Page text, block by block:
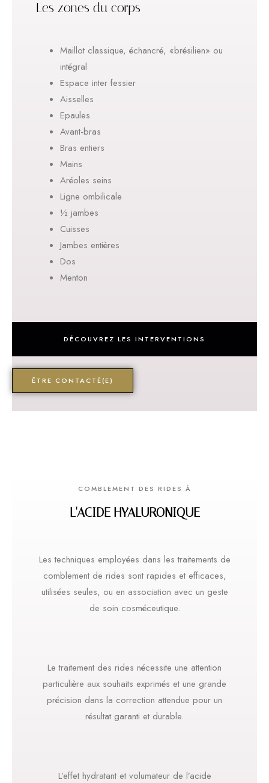
Les zones du corps
Maillot classique, échancré, «brésilien» ou
intégral
Espace inter fessier
Aisselles
Epaules
Avant-bras
Bras entiers
Mains
Aréoles seins
Ligne ombilicale
½ jambes
Cuisses
Jambes entières
Dos
Menton
DÉCOUVREZ LES INTERVENTIONS
ÊTRE CONTACTÉ(E)
COMBLEMENT DES RIDES À
L'ACIDE HYALURONIQUE
Les techniques employées dans les traitements de
comblement de rides sont rapides et efficaces,
utilisées seules, ou en association avec un geste
de soin cosméceutique.
Le traitement des rides nécessite une attention
particulière aux souhaits exprimés et une grande
précision dans la correction attendue pour un
résultat garanti et durable.
L’effet hydratant et volumateur de l’acide